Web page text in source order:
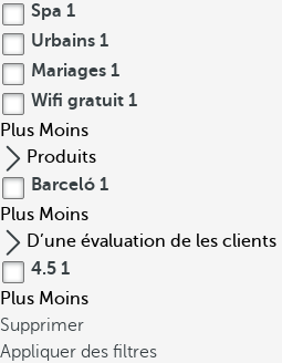
Spa 1
Urbains 1
Mariages 1
Wifi gratuit 1
Plus Moins
Produits
Barceló 1
Plus Moins
D’une évaluation de les clients
4.5 1
Plus Moins
Supprimer
Appliquer des filtres